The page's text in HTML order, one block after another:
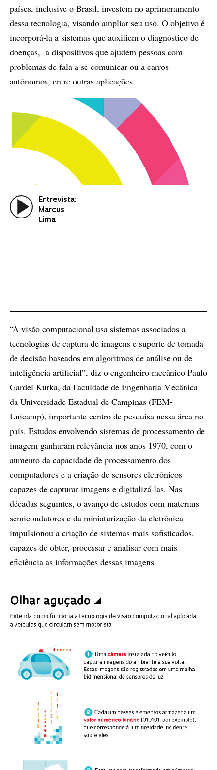
países, inclusive o Brasil, investem no aprimoramento
dessa tecnologia, visando ampliar seu uso. O objetivo é
incorporá-la a sistemas que auxiliem o diagnóstico de
doenças, a dispositivos que ajudem pessoas com
problemas de fala a se comunicar ou a carros
autônomos, entre outras aplicações.
Entrevista:
Marcus
Lima
“A visão computacional usa sistemas associados a
tecnologias de captura de imagens e suporte de tomada
de decisão baseados em algoritmos de análise ou de
inteligência artificial”, diz o engenheiro mecânico Paulo
Gardel Kurka, da Faculdade de Engenharia Mecânica
da Universidade Estadual de Campinas (FEM-
Unicamp), importante centro de pesquisa nessa área no
país. Estudos envolvendo sistemas de processamento de
imagem ganharam relevância nos anos 1970, com o
aumento da capacidade de processamento dos
computadores e a criação de sensores eletrônicos
capazes de capturar imagens e digitalizá-las. Nas
décadas seguintes, o avanço de estudos com materiais
semicondutores e da miniaturização da eletrônica
impulsionou a criação de sistemas mais sofisticados,
capazes de obter, processar e analisar com mais
eficiência as informações dessas imagens.